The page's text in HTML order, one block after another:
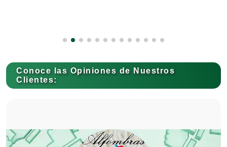
Cortinas, Persianas y Alfombras
Cremerías y Salchichonerías
Conoce las Opiniones de Nuestros
Clientes: